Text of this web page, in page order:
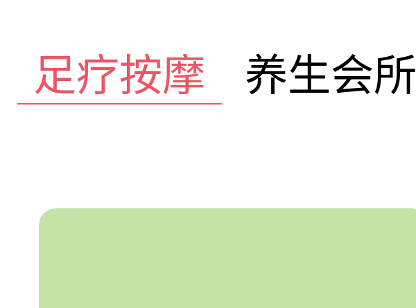
足疗按摩 养生会所